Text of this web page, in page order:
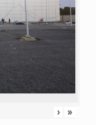
› »